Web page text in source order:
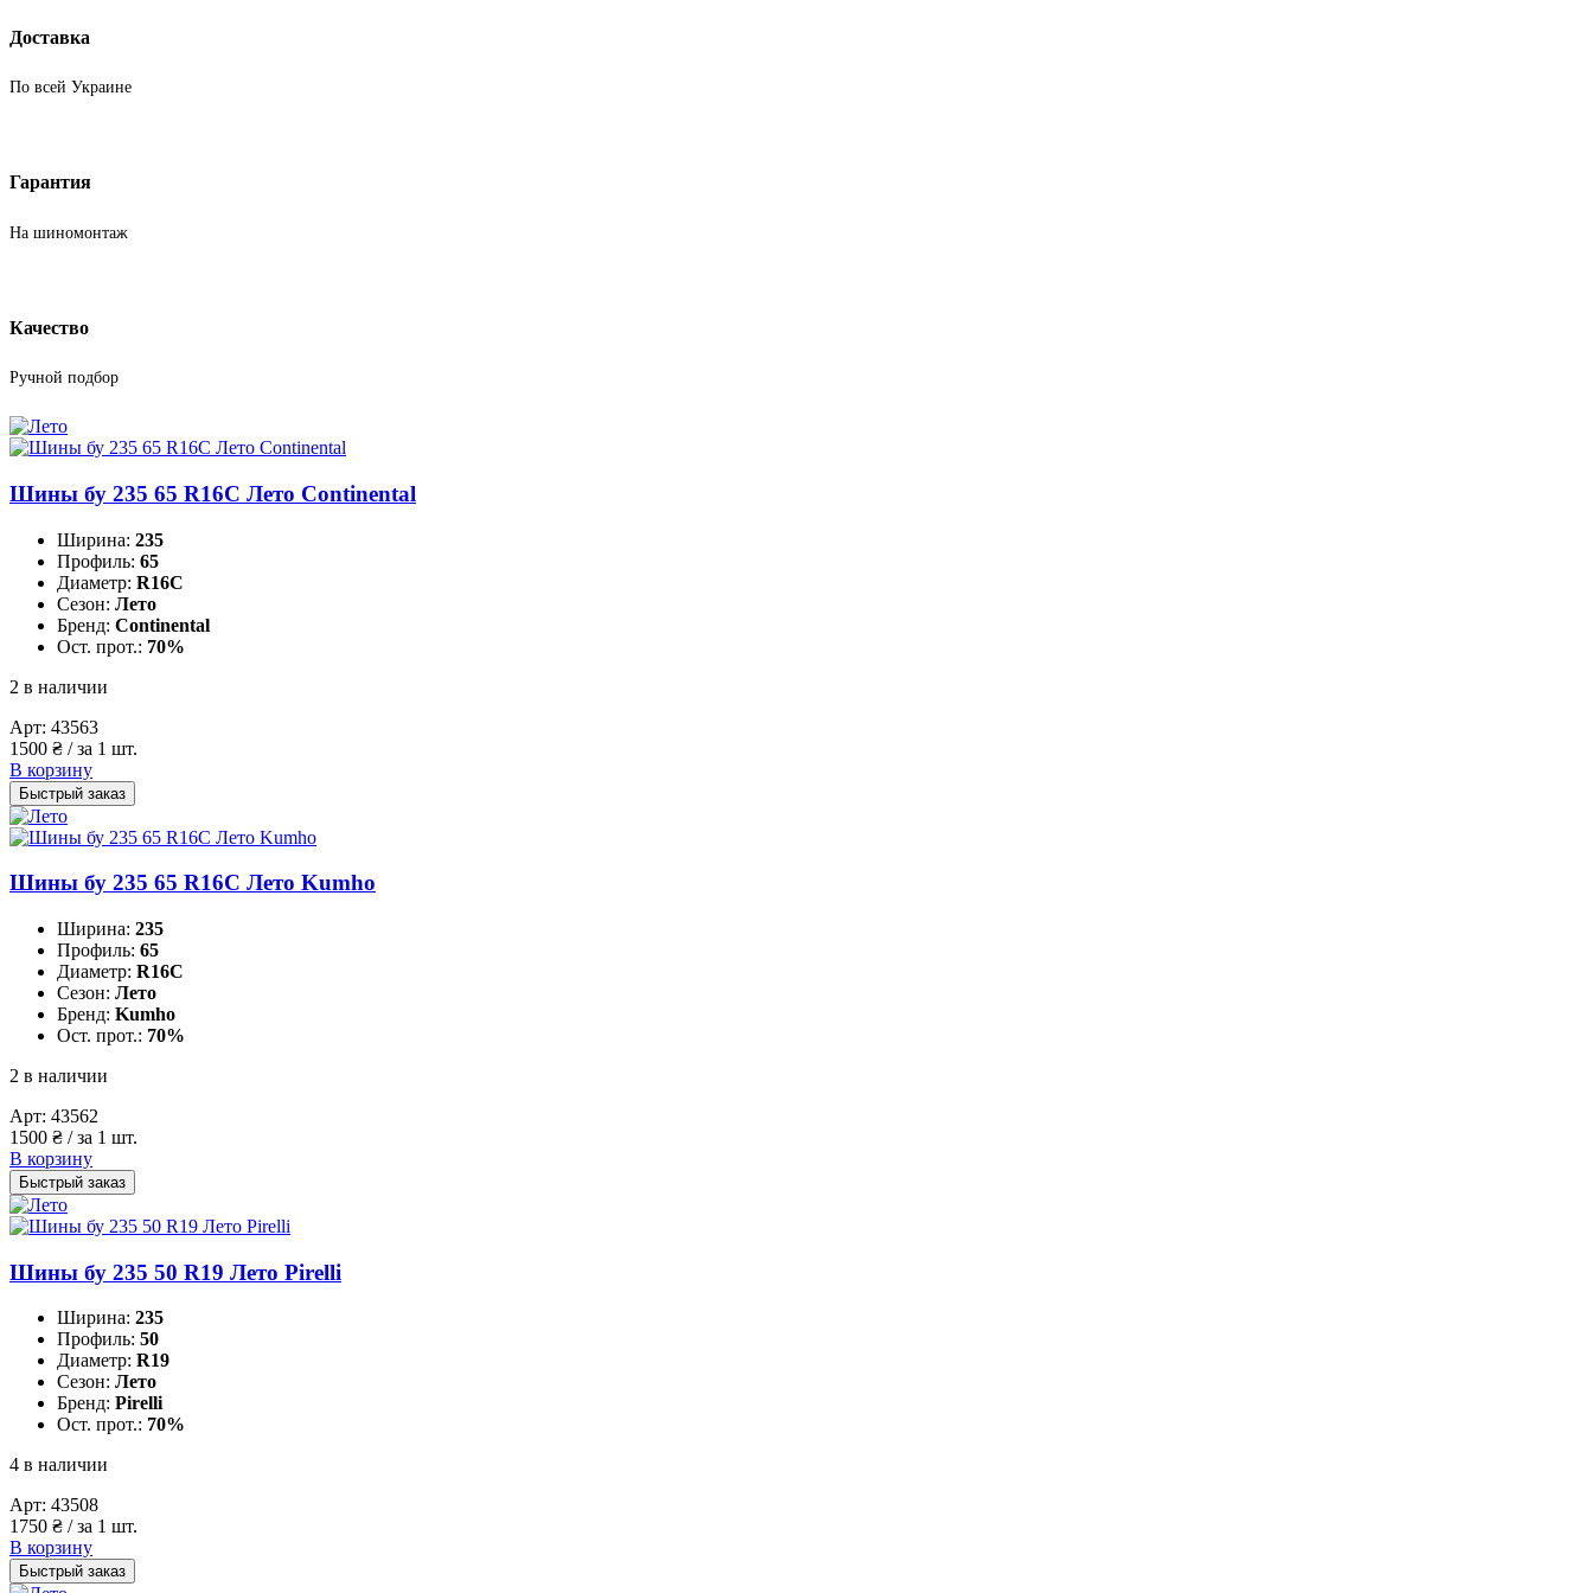
Доставка
По всей Украине
Гарантия
На шиномонтаж
Качество
Ручной подбор
Шины бу 235 65 R16C Лето Continental
Ширина: 235
Профиль: 65
Диаметр: R16C
Сезон: Лето
Бренд: Continental
Ост. прот.: 70%
2 в наличии
Арт: 43563
1500 ₴ / за 1 шт.
В корзину
Быстрый заказ
Шины бу 235 65 R16C Лето Kumho
Ширина: 235
Профиль: 65
Диаметр: R16C
Сезон: Лето
Бренд: Kumho
Ост. прот.: 70%
2 в наличии
Арт: 43562
1500 ₴ / за 1 шт.
В корзину
Быстрый заказ
Шины бу 235 50 R19 Лето Pirelli
Ширина: 235
Профиль: 50
Диаметр: R19
Сезон: Лето
Бренд: Pirelli
Ост. прот.: 70%
4 в наличии
Арт: 43508
1750 ₴ / за 1 шт.
В корзину
Быстрый заказ